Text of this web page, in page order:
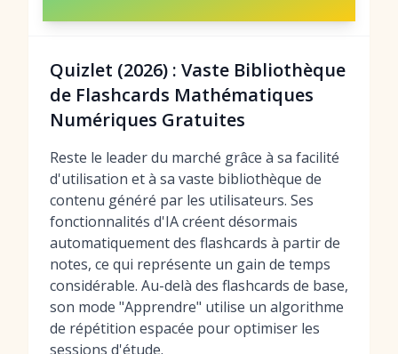
Quizlet (2026) : Vaste Bibliothèque
de Flashcards Mathématiques
Numériques Gratuites
Reste le leader du marché grâce à sa facilité
d'utilisation et à sa vaste bibliothèque de
contenu généré par les utilisateurs. Ses
fonctionnalités d'IA créent désormais
automatiquement des flashcards à partir de
notes, ce qui représente un gain de temps
considérable. Au-delà des flashcards de base,
son mode "Apprendre" utilise un algorithme
de répétition espacée pour optimiser les
sessions d'étude.